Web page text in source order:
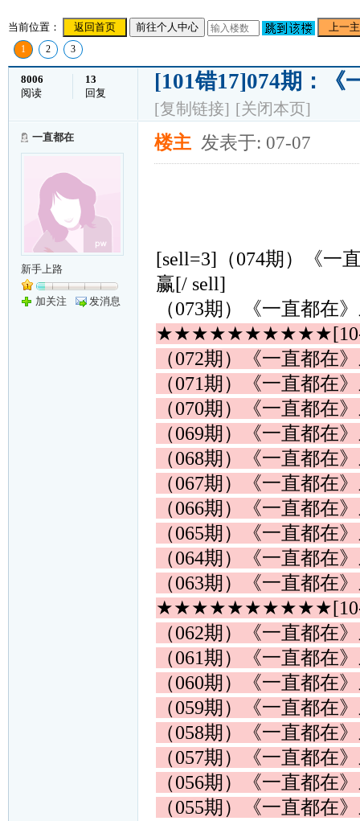
当前位置： 返回首页 前往个人中心 上一
1 2 3
8006
阅读
13
回复
[101错17]074期：《
[复制链接] [关闭本页]
一直都在
新手上路
加关注 发消息
楼主 发表于: 07-07
[sell=3]（074期）《一
赢[/ sell]
（073期）《一直都在
（072期）《一直都在
（071期）《一直都在
（070期）《一直都在
（069期）《一直都在
（068期）《一直都在
（067期）《一直都在
（066期）《一直都在
（065期）《一直都在
（064期）《一直都在
（063期）《一直都在
（062期）《一直都在
（061期）《一直都在
（060期）《一直都在
（059期）《一直都在
（058期）《一直都在
（057期）《一直都在
（056期）《一直都在
（055期）《一直都在